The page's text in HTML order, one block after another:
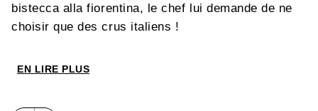
bistecca alla fiorentina, le chef lui demande de ne
choisir que des crus italiens !
EN LIRE PLUS